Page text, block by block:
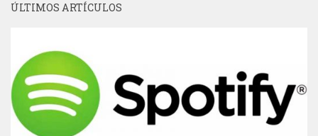
ÚLTIMOS ARTÍCULOS